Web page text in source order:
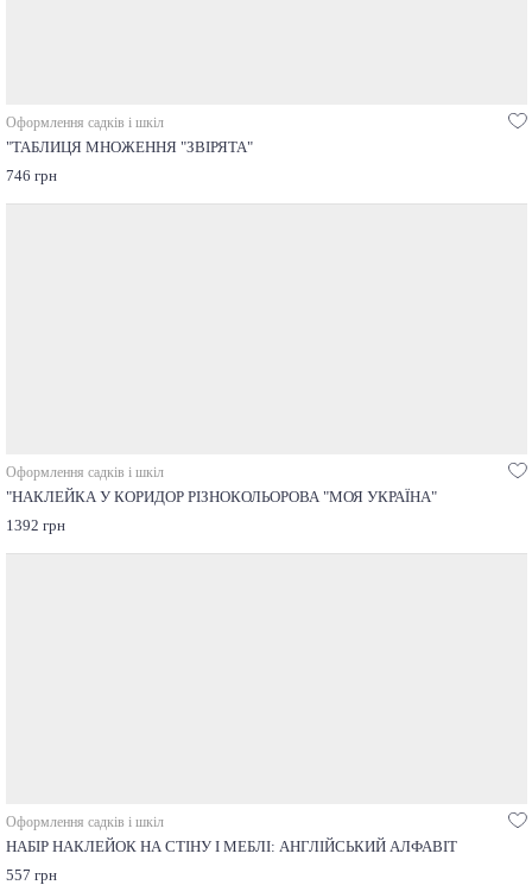
Оформлення садків і шкіл
"ТАБЛИЦЯ МНОЖЕННЯ "ЗВІРЯТА"
746 грн
Оформлення садків і шкіл
"НАКЛЕЙКА У КОРИДОР РІЗНОКОЛЬОРОВА "МОЯ УКРАЇНА"
1392 грн
Оформлення садків і шкіл
НАБІР НАКЛЕЙОК НА СТІНУ І МЕБЛІ: AНГЛІЙСЬКИЙ АЛФАВІТ
557 грн